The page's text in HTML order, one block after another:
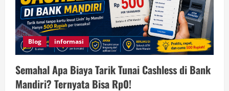
Blog informasi
Semahal Apa Biaya Tarik Tunai Cashless di Bank
Mandiri? Ternyata Bisa Rp0!